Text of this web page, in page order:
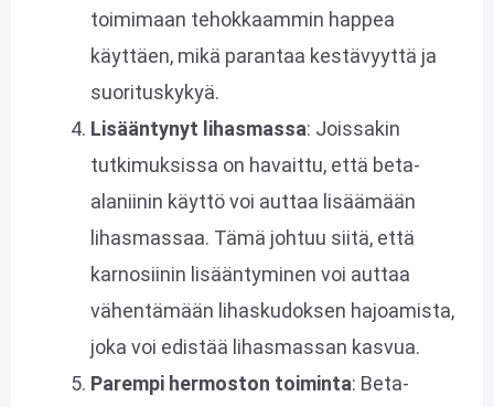
toimimaan tehokkaammin happea
käyttäen, mikä parantaa kestävyyttä ja
suorituskykyä.
Lisääntynyt lihasmassa: Joissakin
tutkimuksissa on havaittu, että beta-
alaniinin käyttö voi auttaa lisäämään
lihasmassaa. Tämä johtuu siitä, että
karnosiinin lisääntyminen voi auttaa
vähentämään lihaskudoksen hajoamista,
joka voi edistää lihasmassan kasvua.
Parempi hermoston toiminta: Beta-